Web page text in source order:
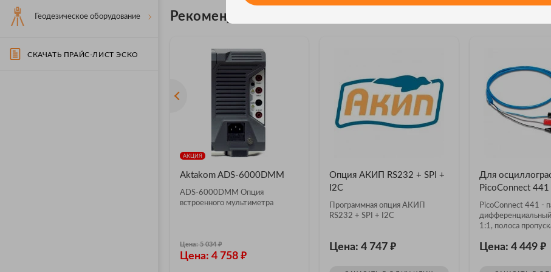
Геодезическое оборудование
СКАЧАТЬ ПРАЙС-ЛИСТ ЭСКО
Рекомендуемые товары
АКЦИЯ
Aktakom ADS-6000DMM
ADS-6000DMM Опция
встроенного мультиметра
Цена: 5 034₽
Цена: 4 758 ₽
Опция АКИП RS232 + SPI +
I2C
Программная опция АКИП
RS232 + SPI + I2C
Цена: 4 747₽
Для
PicoConnect 441
PicoConnect 441 -
1:1, полоса
Цена: 4 449 ₽